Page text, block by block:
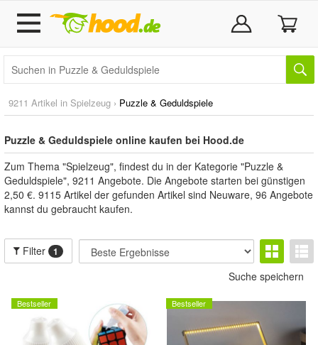
9211 Artikel in Spielzeug › Puzzle & Geduldspiele
Puzzle & Geduldspiele online kaufen bei Hood.de
Zum Thema "Spielzeug", findest du in der Kategorie "Puzzle &
Geduldspiele", 9211 Angebote. Die Angebote starten bei günstigen
2,50 €. 9115 Artikel der gefunden Artikel sind Neuware, 96 Angebote
kannst du gebraucht kaufen.
Filter 1
Suche speichern
Bestseller Bestseller